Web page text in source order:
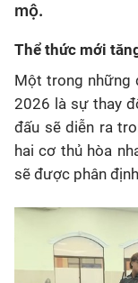
mộ.
Thể thức mới
Một trong những
2026 là sự thay
đấu sẽ diễn ra
hai cơ thủ hòa
sẽ được phân